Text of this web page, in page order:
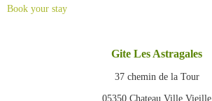
Book your stay
Gite Les Astragales
37 chemin de la Tour
05350 Chateau Ville Vieille